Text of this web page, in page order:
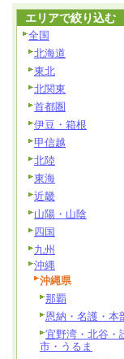
エリアで絞り込む
全国
北海道
東北
北関東
首都圏
伊豆・箱根
甲信越
北陸
東海
近畿
山陽・山陰
四国
九州
沖縄
沖縄県
那覇
恩納・名護・本
宜野湾・北谷・
市・うるま